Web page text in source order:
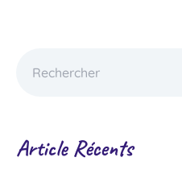
Article Récents